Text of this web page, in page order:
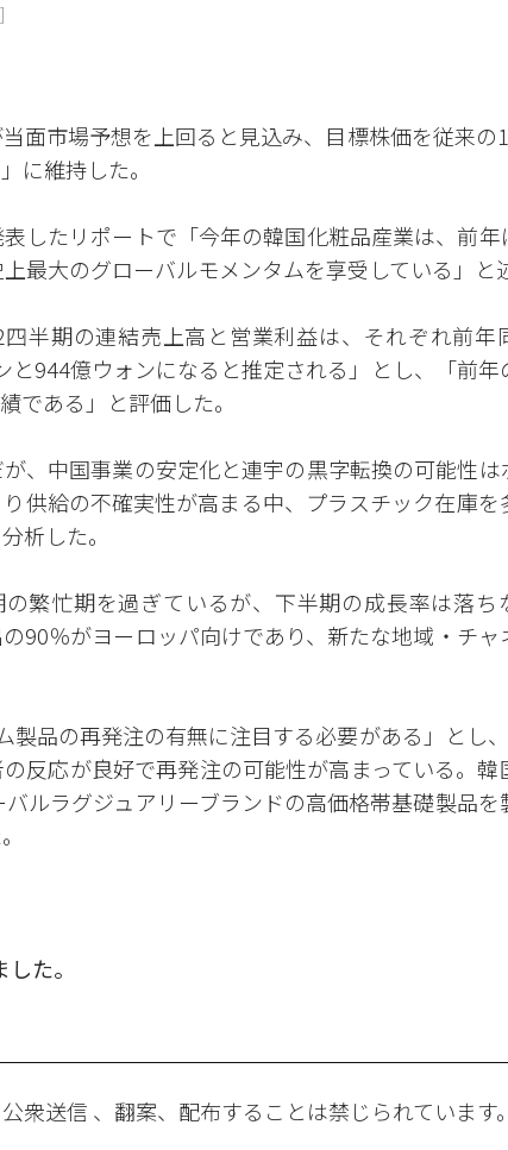
面市場予想を上回ると見込み、目標株価を従来の
に維持した。
したリポートで「今年の韓国化粧品産業は、前年
最大のグローバルモメンタムを享受している」と
半期の連結売上高と営業利益は、それぞれ前年
と944億ウォンになると推定される」とし、「前年
である」と評価した。
、中国事業の安定化と連宇の黒字転換の可能性は
供給の不確実性が高まる中、プラスチック在庫を
析した。
繁忙期を過ぎているが、下半期の成長率は落ち
90％がヨーロッパ向けであり、新たな地域・チャ
製品の再発注の有無に注目する必要がある」とし
反応が良好で再発注の可能性が高まっている。韓
ルラグジュアリーブランドの高価格帯基礎製品を
た。
衆送信 、翻案、配布することは禁じられています。